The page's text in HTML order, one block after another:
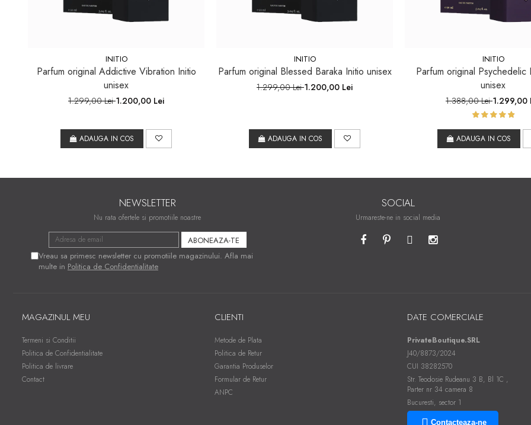
INITIO
Parfum original Addictive Vibration Initio
unisex
1.299,00 Lei1.200,00 Lei
ADAUGA IN COS
INITIO
Parfum original Blessed Baraka Initio unisex
1.299,00 Lei1.200,00 Lei
ADAUGA IN COS
INITIO
Parfum original Psychedelic
unisex
1.388,00 Lei1.299,00
ADAUGA IN COS
NEWSLETTER
Nu rata ofertele si promotiile noastre
Vreau sa primesc newsletter cu promotiile magazinului. Afla mai
multe in Politica de Confidentialitate
SOCIAL
Urmareste-ne in social media
MAGAZINUL MEU
Termeni si Conditii
Politica de Confidentialitate
Politica de livrare
Contact
CLIENTI
Metode de Plata
Politica de Retur
Garantia Produselor
Formular de Retur
ANPC
DATE COMERCIALE
PrivateBoutique.SRL
J40/8873/2024
CUI 38282570
Str. Teodosie Rudeanu 3 B, Bl 1C ,
Parter nr 34 camera 8
Bucuresti, sector 1
Contacteaza-ne